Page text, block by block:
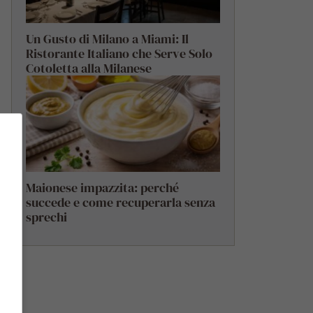
Un Gusto di Milano a Miami: Il
Ristorante Italiano che Serve Solo
Cotoletta alla Milanese
Maionese impazzita: perché
succede e come recuperarla senza
sprechi